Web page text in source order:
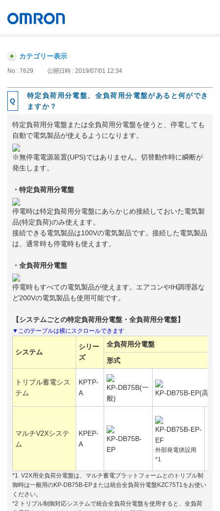
カテゴリー表示
No : 7629 公開日時 : 2019/07/01 12:34
特定負荷用分電盤、全負荷用分電盤があると何ができ
ますか？
特定負荷用分電盤または全負荷用分電盤を使うと、停電しても
自動で電気製品が使えるようになります。
※無停電電源装置(UPS)ではありません。切替動作時に瞬断が
発生します。
・特定負荷用分電盤
停電時は特定負荷用分電盤にあらかじめ接続しておいた電気製
品(特定負荷)のみ使えます。
接続できる電気製品は100Vの電気製品です。接続した電気製品
は、通常時も停電時も使えます。
・全負荷用分電盤
停電時もすべての電気製品が使えます。エアコンやIH調理器な
ど200Vの電気製品も使用可能です。
【システムごとの特定負荷用分電盤・全負荷用分電盤】
システム
シリー
ズ
全負荷用分電盤
形式
トリプル蓄電シス
テム
KPTP-
A
KP-DB75B(一
般)
KP-DB75B-EP(高出
マルチV2Xシステ
ム
KPEP-
A
KP-DB75B-
EP
KP-DB75B-EP-
EF
外部発電併設用
*1
*1 V2X用全負荷分電盤は、マルチ蓄電プラットフォームとのトリプル制
御時は一般用のKP-DB75B-EPまたは統合全負荷分電盤KZC75T1をお使い
ください。
*2 トリプル制御対応システムで統合全負荷分電盤を使用すると、全負荷